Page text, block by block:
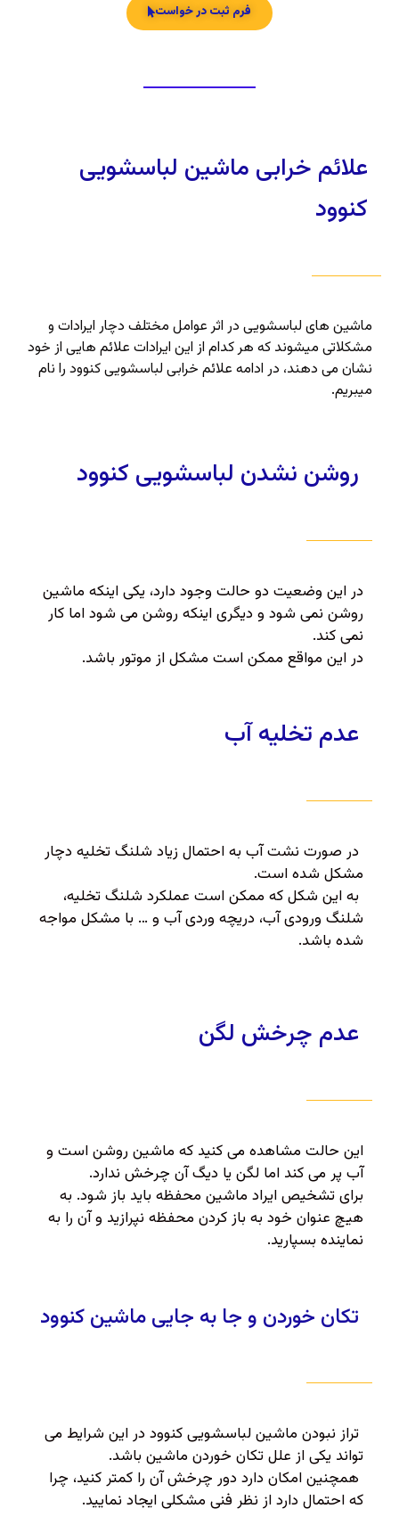
فرم ثبت در خواست
علائم خرابی ماشین لباسشویی
کنوود
ماشین های لباسشویی در اثر عوامل مختلف دچار ایرادات و
مشکلاتی میشوند که هر کدام از این ایرادات علائم هایی از خود
نشان می دهند، در ادامه علائم خرابی لباسشویی کنوود را نام
میبریم.
روشن نشدن لباسشویی کنوود
در این وضعیت دو حالت وجود دارد، یکی اینکه ماشین
روشن نمی شود و دیگری اینکه روشن می شود اما کار
نمی کند.
در این مواقع ممکن است مشکل از موتور باشد.
عدم تخلیه آب
در صورت نشت آب به احتمال زیاد شلنگ تخلیه دچار
مشکل شده است.
به این شکل که ممکن است عملکرد شلنگ تخلیه،
شلنگ ورودی آب، دریچه وردی آب و … با مشکل مواجه
شده باشد.
عدم چرخش لگن
این حالت مشاهده می کنید که ماشین روشن است و
آب پر می کند اما لگن یا دیگ آن چرخش ندارد.
برای تشخیص ایراد ماشین محفظه باید باز شود. به
هیچ عنوان خود به باز کردن محفظه نپرازید و آن را به
نماینده بسپارید.
تکان خوردن و جا به جایی ماشین کنوود
تراز نبودن ماشین لباسشویی کنوود در این شرایط می
تواند یکی از علل تکان خوردن ماشین باشد.
همچنین امکان دارد دور چرخش آن را کمتر کنید، چرا
که احتمال دارد از نظر فنی مشکلی ایجاد نمایید.